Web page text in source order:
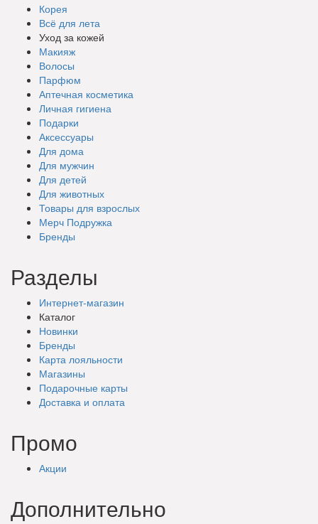
Корея
Всё для лета
Уход за кожей
Макияж
Волосы
Парфюм
Аптечная косметика
Личная гигиена
Подарки
Аксессуары
Для дома
Для мужчин
Для детей
Для животных
Товары для взрослых
Мерч Подружка
Бренды
Разделы
Интернет-магазин
Каталог
Новинки
Бренды
Карта лояльности
Магазины
Подарочные карты
Доставка и оплата
Промо
Акции
Дополнительно